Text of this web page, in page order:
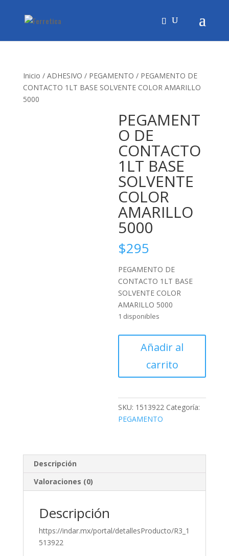
Inicio / ADHESIVO / PEGAMENTO / PEGAMENTO DE
CONTACTO 1LT BASE SOLVENTE COLOR AMARILLO
5000
PEGAMENT
O DE
CONTACTO
1LT BASE
SOLVENTE
COLOR
AMARILLO
5000
$295
PEGAMENTO DE
CONTACTO 1LT BASE
SOLVENTE COLOR
AMARILLO 5000
1 disponibles
CONTACTO
1LT
SOLVENTE
COLOR
AMARILLO
Añadir al
carrito
SKU: 1513922 Categoría:
PEGAMENTO
Descripción
Valoraciones (0)
Descripción
https://indar.mx/portal/detallesProducto/R3_1
513922